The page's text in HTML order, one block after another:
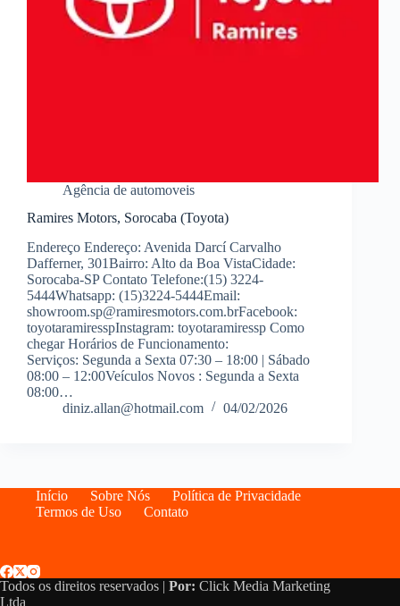
Agência de automoveis
Ramires Motors, Sorocaba (Toyota)
Endereço Endereço: Avenida Darcí Carvalho
Dafferner, 301Bairro: Alto da Boa VistaCidade:
Sorocaba-SP Contato Telefone:(15) 3224-
5444Whatsapp: (15)3224-5444Email:
showroom.sp@ramiresmotors.com.brFacebook:
toyotaramiresspInstagram: toyotaramiressp Como
chegar Horários de Funcionamento:
Serviços: Segunda a Sexta 07:30 – 18:00 | Sábado
08:00 – 12:00Veículos Novos : Segunda a Sexta
08:00…
diniz.allan@hotmail.com
04/02/2026
Início Sobre Nós
Política de Privacidade
Termos de Uso
Contato
Todos os direitos reservados | Por: Click Media Marketing
Ltda